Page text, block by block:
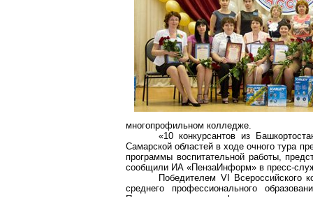
многопрофильном колледже.
«10 конкурсантов из
Самарской областей в ходе очного тура
программы воспитательной работы,
сообщили ИА «ПензаИнформ» в пресс-
Победителем VI Всероссийского
среднего профессионального